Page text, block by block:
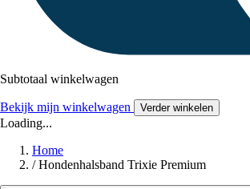
Subtotaal winkelwagen
Bekijk mijn winkelwagen Verder winkelen
Loading...
Home
/ Hondenhalsband Trixie Premium